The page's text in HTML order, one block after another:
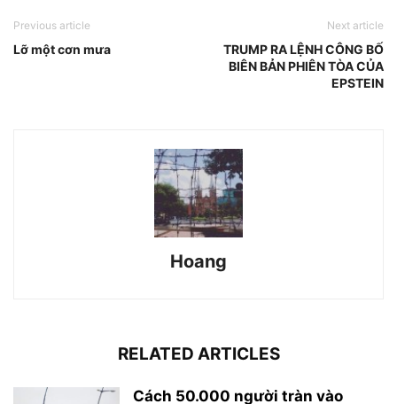
Previous article
Lỡ một cơn mưa
Next article
TRUMP RA LỆNH CÔNG BỐ
BIÊN BẢN PHIÊN TÒA CỦA
EPSTEIN
Hoang
RELATED ARTICLES
Cách 50.000 người tràn vào